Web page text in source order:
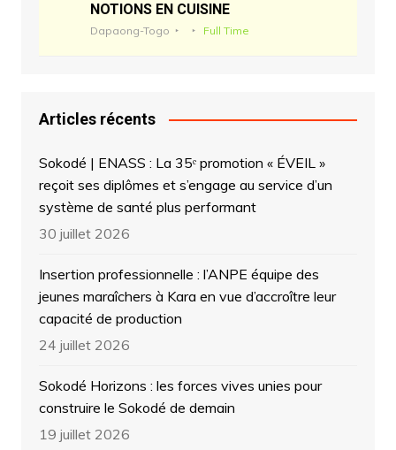
NOTIONS EN CUISINE
Dapaong-Togo Full Time
Articles récents
Sokodé | ENASS : La 35ᵉ promotion « ÉVEIL »
reçoit ses diplômes et s’engage au service d’un
système de santé plus performant
30 juillet 2026
Insertion professionnelle : l’ANPE équipe des
jeunes maraîchers à Kara en vue d’accroître leur
capacité de production
24 juillet 2026
Sokodé Horizons : les forces vives unies pour
construire le Sokodé de demain
19 juillet 2026